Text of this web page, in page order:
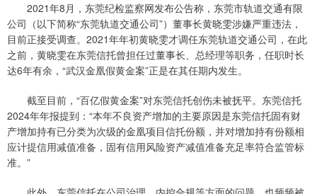
2021年8月，东莞纪检监察网发布公告称，东莞市轨道交通有限
公司（以下简称“东莞轨道交通公司”）董事长黄晓雯涉嫌严重违法，
目前正接受调查。2021年年初黄晓雯才调任东莞轨道交通公司，在此
之前，黄晓雯在东莞信托曾担任过董事长、总经理等职务，任职时长
达6年有余，“武汉金凰假黄金案”正是在其任期内发生。
截至目前，“百亿假黄金案”对东莞信托创伤未被抚平。东莞信托
2024年年报提到：“本年不良资产增加的主要原因是东莞信托固有财
产增加持有已分类为次级的金凰项目信托份额，并对增加持有份额相
应计提信用减值准备，固有信用风险资产减值准备充足率符合监管标
准。”